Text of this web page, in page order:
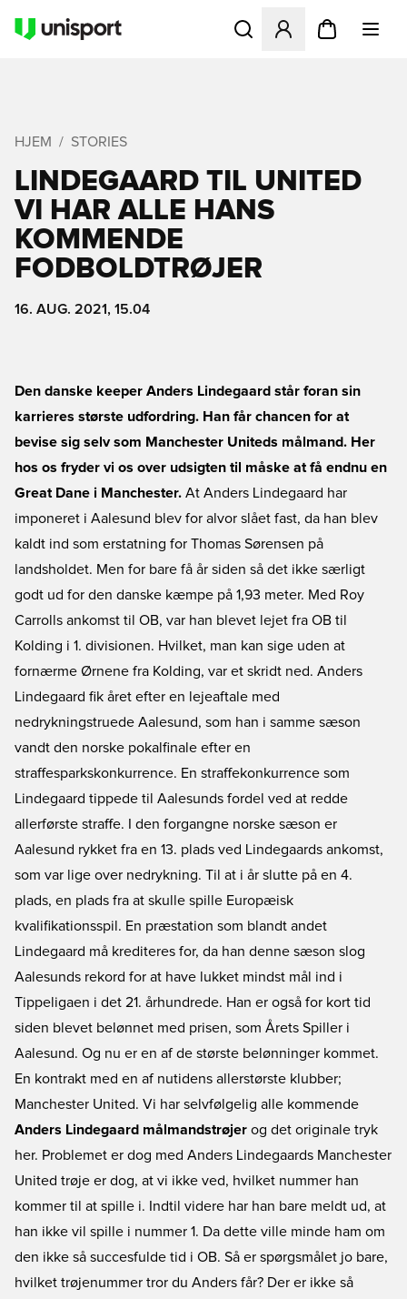
Åbner en Modal til at
HJEM STORIES
LINDEGAARD TIL UNITED 
VI HAR ALLE HANS
KOMMENDE
FODBOLDTRØJER
16. AUG. 2021, 15.04
Den danske keeper Anders Lindegaard står foran sin
karrieres største udfordring. Han får chancen for at
bevise sig selv som Manchester Uniteds målmand. Her
hos os fryder vi os over udsigten til måske at få endnu en
Great Dane i Manchester. At Anders Lindegaard har
imponeret i Aalesund blev for alvor slået fast, da han blev
kaldt ind som erstatning for Thomas Sørensen på
landsholdet. Men for bare få år siden så det ikke særligt
godt ud for den danske kæmpe på 1,93 meter. Med Roy
Carrolls ankomst til OB, var han blevet lejet fra OB til
Kolding i 1. divisionen. Hvilket, man kan sige uden at
fornærme Ørnene fra Kolding, var et skridt ned. Anders
Lindegaard fik året efter en lejeaftale med
nedrykningstruede Aalesund, som han i samme sæson
vandt den norske pokalfinale efter en
straffesparkskonkurrence. En straffekonkurrence som
Lindegaard tippede til Aalesunds fordel ved at redde
allerførste straffe. I den forgangne norske sæson er
Aalesund rykket fra en 13. plads ved Lindegaards ankomst,
som var lige over nedrykning. Til at i år slutte på en 4.
plads, en plads fra at skulle spille Europæisk
kvalifikationsspil. En præstation som blandt andet
Lindegaard må krediteres for, da han denne sæson slog
Aalesunds rekord for at have lukket mindst mål ind i
Tippeligaen i det 21. århundrede. Han er også for kort tid
siden blevet belønnet med prisen, som Årets Spiller i
Aalesund. Og nu er en af de største belønninger kommet.
En kontrakt med en af nutidens allerstørste klubber;
Manchester United. Vi har selvfølgelig alle kommende
Anders Lindegaard målmandstrøjer og det originale tryk
her. Problemet er dog med Anders Lindegaards Manchester
United trøje er dog, at vi ikke ved, hvilket nummer han
kommer til at spille i. Indtil videre har han bare meldt ud, at
han ikke vil spille i nummer 1. Da dette ville minde ham om
den ikke så succesfulde tid i OB. Så er spørgsmålet jo bare,
hvilket trøjenummer tror du Anders får? Der er ikke så